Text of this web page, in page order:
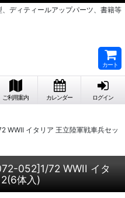
ディティールアップパーツ、書籍等
カート
ご利用案内 カレンダー ログイン
WWII イタリア 王立陸軍戦車兵セッ
052]1/72 WWII イタ
体入)